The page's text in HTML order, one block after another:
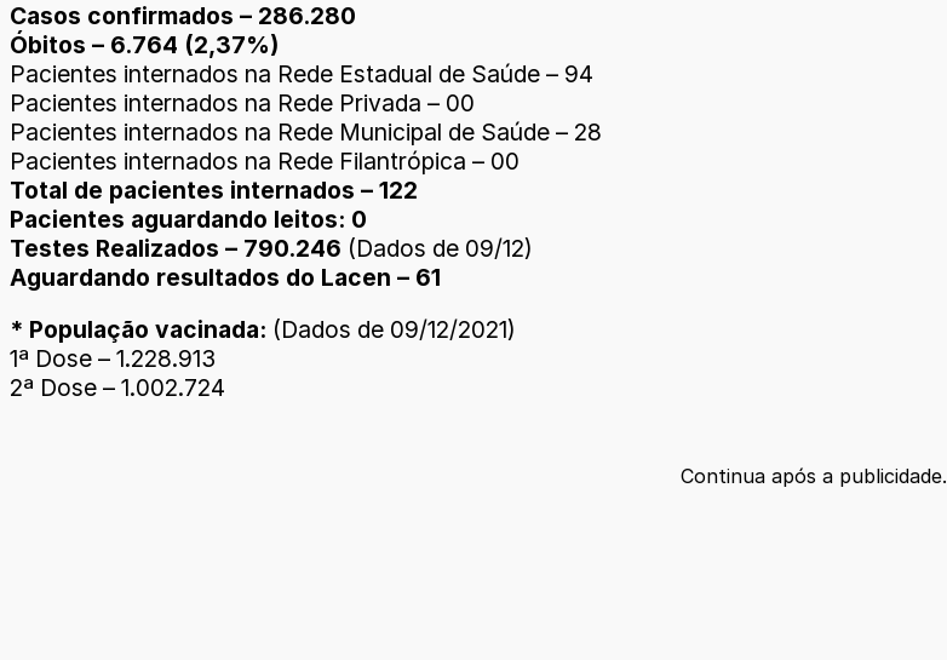
Casos confirmados – 286.280
Óbitos – 6.764 (2,37%)
Pacientes internados na Rede Estadual de Saúde – 94
Pacientes internados na Rede Privada – 00
Pacientes internados na Rede Municipal de Saúde – 28
Pacientes internados na Rede Filantrópica – 00
Total de pacientes internados – 122
Pacientes aguardando leitos: 0
Testes Realizados – 790.246 (Dados de 09/12)
Aguardando resultados do Lacen – 61
* População vacinada: (Dados de 09/12/2021)
1ª Dose – 1.228.913
2ª Dose – 1.002.724
Continua após a publicidade.